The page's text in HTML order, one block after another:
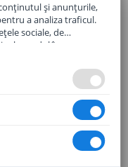
și anunțurile,
a analiza traficul.
sociale, de
la modul în care
cu alte informații